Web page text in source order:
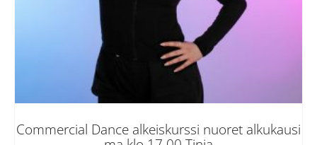
Commercial Dance alkeiskurssi nuoret alkukausi